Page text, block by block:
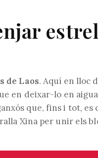
de Laos. Aquí en lloc
en deixar-lo en
que, fins i tot,
Xina per unir els